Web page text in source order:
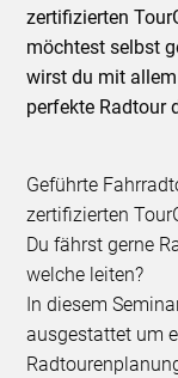
zertifizierten
möchtest selbst
wirst du mit
perfekte Radtour
Geführte
zertifizierten
Du fährst gerne
welche leiten?
In diesem
ausgestattet um